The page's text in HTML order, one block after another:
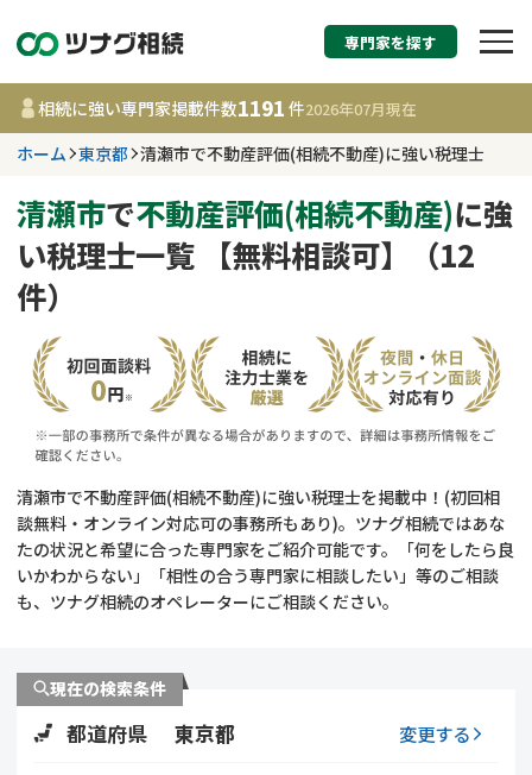
相続税申告・相続手
す
東京都
事務所 1191
件
相談内容で探す
遺言書作成・遺言執行
相続登記
遺留分侵害額請求
相続手続き
費用相場
コラム
相続手続き
遺言
専門家を探す
相続に強い専門家掲載件数1191 件2026年07月現在
ホーム 東京都 清瀬市で不動産評価(相続不動産)に強い税理士
清瀬市で不動産評価(相続不動産)に強
い税理士一覧 【無料相談可】（12
件）
清瀬市で不動産評価(相続不動産)に強い税理士を掲載中！(初回相
談無料・オンライン対応可の事務所もあり)。ツナグ相続ではあな
たの状況と希望に合った専門家をご紹介可能です。「何をしたら良
いかわからない」「相性の合う専門家に相談したい」等のご相談
も、ツナグ相続のオペレーターにご相談ください。
現在の検索条件
都道府県 東京都 変更する